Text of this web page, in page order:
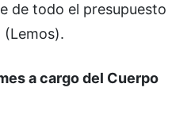
de todo el presupuesto
(Lemos).
a cargo del Cuerpo